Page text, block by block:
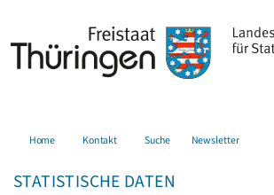
Home Kontakt Suche Newsletter
STATISTISCHE DATEN